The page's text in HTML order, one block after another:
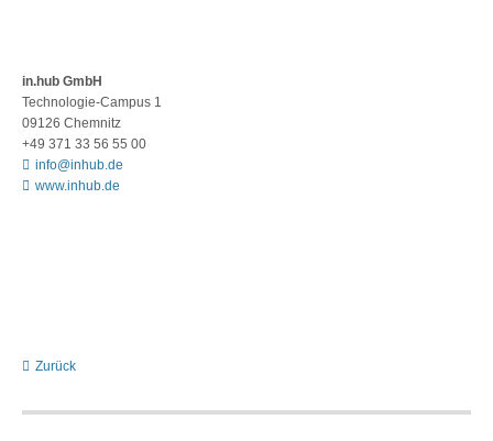
in.hub GmbH
Technologie-Campus 1
09126 Chemnitz
+49 371 33 56 55 00
info@inhub.de
www.inhub.de
Zurück